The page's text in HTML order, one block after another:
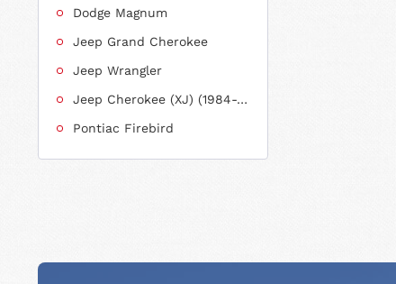
Dodge Magnum
Jeep Grand Cherokee
Jeep Wrangler
Jeep Cherokee (XJ) (1984-2001)
Pontiac Firebird